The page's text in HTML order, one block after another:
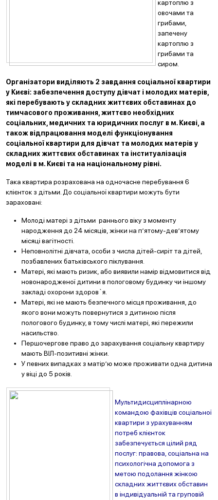
картоплю з
овочами та
грибами,
запечену
картоплю з
грибами та
сиром.
Організатори виділяють 2 завдання соціальної квартири
у Києві: забезпечення доступу дівчат і молодих матерів,
які перебувають у складних життєвих обставинах до
тимчасового проживання, життєво необхідних
соціальних, медичних та юридичних послуг в м. Києві, а
також відпрацювання моделі функціонування
соціальної квартири для дівчат та молодих матерів у
складних життєвих обставинах та інституалізація
моделі в м. Києві та на національному рівні.
Така квартира розрахована на одночасне перебування 6
клієнток з дітьми. До соціальної квартири можуть бути
зараховані:
Молоді матері з дітьми раннього віку з моменту
народження до 24 місяців, жінки на п’ятому-дев’ятому
місяці вагітності.
Неповнолітні дівчата, особи з числа дітей-сиріт та дітей,
позбавлених батьківського піклування.
Матері, які мають ризик, або виявили намір відмовитися від
новонародженої дитини в пологовому будинку чи іншому
закладі охорони здоров`я.
Матері, які не мають безпечного місця проживання, до
якого вони можуть повернутися з дитиною після
пологового будинку, в тому числі матері, які пережили
насильство.
Першочергове право до зарахування соціальну квартиру
мають ВІЛ-позитивні жінки.
У певних випадках з матір’ю може проживати одна дитина
у віці до 5 років.
Мультидисциплінарною
командою фахівців соціальної
квартири з урахуванням
потреб клієнток
забезпечується цілий ряд
послуг: правова, соціальна на
психологічна допомога з
метою подолання жінкою
складних життєвих обставин
в індивідуальній та груповій